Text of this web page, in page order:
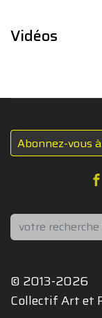
Vidéos
Abonnez-vous
Rechercher
© 2013-2026
Collectif Art et